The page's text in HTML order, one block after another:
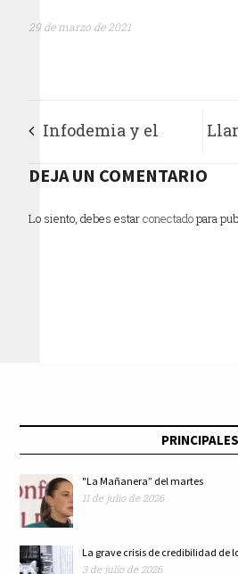
29 de marzo de 2021
Infodemia y el
abuso de los datos
personales, sin
DEJA UN COMENTARIO
Lo siento, debes estarconectadopara
PRINCIPALES
"La Mañanera” del martes
11 de julio de 2026
La grave crisis de credibilidad de
3 de julio de 2026